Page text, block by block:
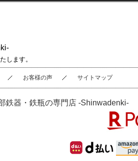
します。
お客様の声 サイトマップ
鉄器・鉄瓶の専門店 -Shinwadenki-